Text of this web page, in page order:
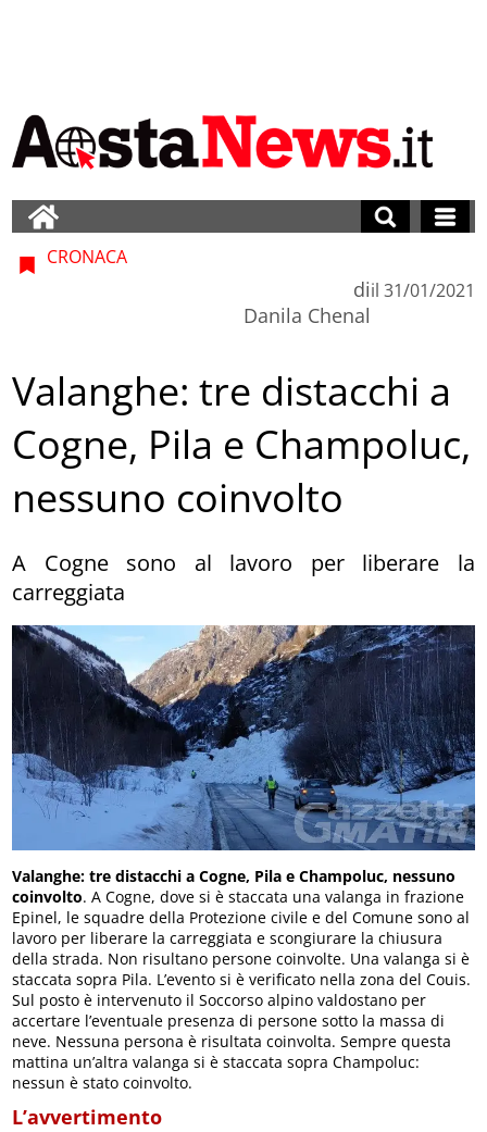
CRONACA
di
Danila Chenal
il 31/01/2021
Valanghe: tre distacchi a
Cogne, Pila e Champoluc,
nessuno coinvolto
A Cogne sono al lavoro per liberare la
carreggiata
Valanghe: tre distacchi a Cogne, Pila e Champoluc, nessuno
coinvolto. A Cogne, dove si è staccata una valanga in frazione
Epinel, le squadre della Protezione civile e del Comune sono al
lavoro per liberare la carreggiata e scongiurare la chiusura
della strada. Non risultano persone coinvolte. Una valanga si è
staccata sopra Pila. L’evento si è verificato nella zona del Couis.
Sul posto è intervenuto il Soccorso alpino valdostano per
accertare l’eventuale presenza di persone sotto la massa di
neve. Nessuna persona è risultata coinvolta. Sempre questa
mattina un’altra valanga si è staccata sopra Champoluc:
nessun è stato coinvolto.
L’avvertimento